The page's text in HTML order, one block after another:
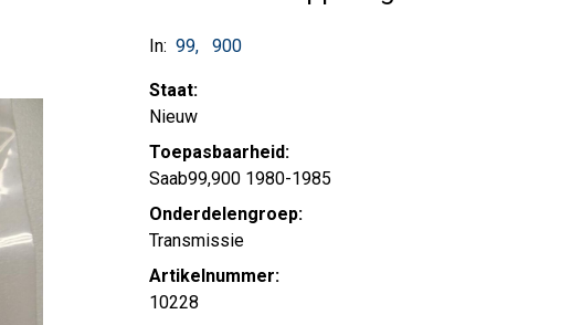
In: 99 900
Staat:
Nieuw
Toepasbaarheid:
Saab99,900 1980-1985
Onderdelengroep:
Transmissie
Artikelnummer:
10228